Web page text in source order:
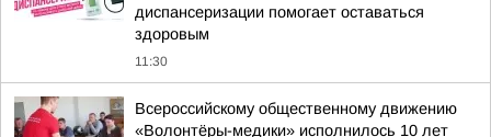
диспансеризации помогает оставаться
здоровым
11:30
Всероссийскому общественному движению
«Волонтёры-медики» исполнилось 10 лет